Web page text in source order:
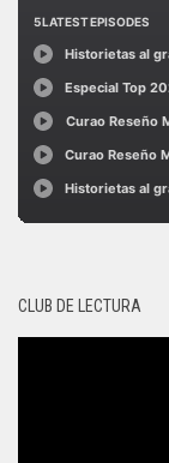
CLUB DE LECTURA